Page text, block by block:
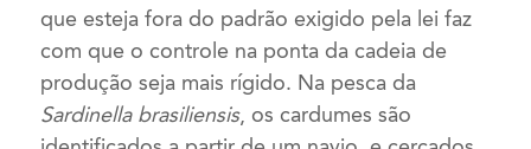
que esteja fora do padrão exigido pela lei faz
com que o controle na ponta da cadeia de
produção seja mais rígido. Na pesca da
Sardinella brasiliensis, os cardumes são